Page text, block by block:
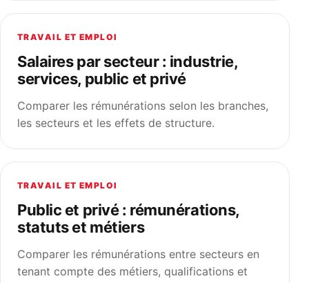
TRAVAIL ET EMPLOI
Salaires par secteur : industrie,
services, public et privé
Comparer les rémunérations selon les branches,
les secteurs et les effets de structure.
TRAVAIL ET EMPLOI
Public et privé : rémunérations,
statuts et métiers
Comparer les rémunérations entre secteurs en
tenant compte des métiers, qualifications et